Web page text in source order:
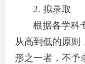
2.拟录取
根据各学科
从高到低的原则
形之一者，不予